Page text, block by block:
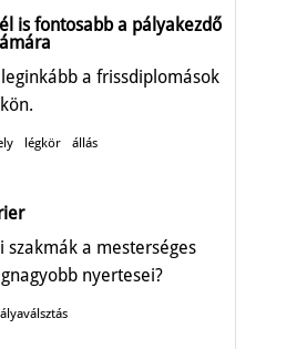
is fontosabb a pályakezdő
a frissdiplomások
légkör állás
szakmák a mesterséges
nyertesei?